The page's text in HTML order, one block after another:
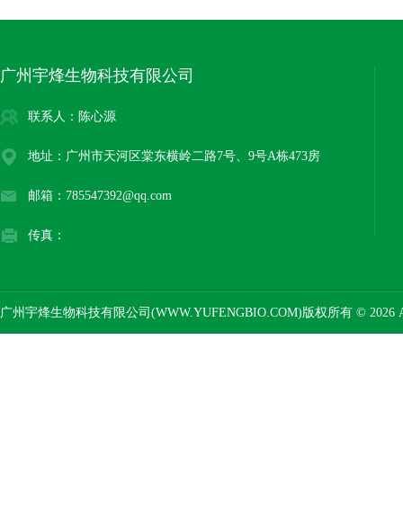
广州宇烽生物科技有限公司
联系人：陈心源
地址：广州市天河区棠东横岭二路7号、9号A栋473房
邮箱：785547392@qq.com
传真：
广州宇烽生物科技有限公司(WWW.YUFENGBIO.COM)版权所有 © 2026